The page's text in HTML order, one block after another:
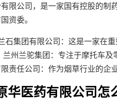
限公司，是一家国有控股的制
资委。
石集团有限公司：这是一家在
兰州兰驼集团：专注于摩托车
责任公司：作为烟草行业的企
华医药有限公司怎